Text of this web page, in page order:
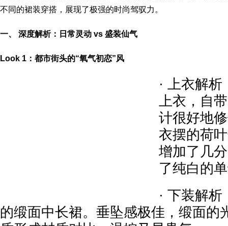
不同的裙装穿搭，展现了极强的时尚驾驭力。
一、 深度解析：日常灵动 vs 盛装仙气
Look 1：都市街头的“氧气初恋”风
· 上衣解
上衣，自
计很好地
衣摆的荷
增加了几
了纯白的
· 下装解
的缎面中长裙。垂坠感极佳，缎面的